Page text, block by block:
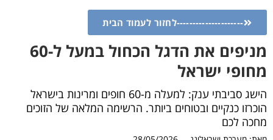
---------------------לחזור לעמוד הבית
מניפים את הדגל הכחול במעל ל-60
מחופי ישראל
הישג סביבתי ענק: למעלה מ-60 חופים ומרינות בישראל
הוכרזו כנקיים ובטוחים ביותר. הרשימה המלאה של הזוכים
מחכה לכם